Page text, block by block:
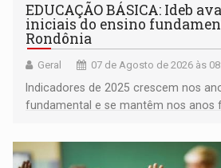
EDUCAÇÃO BÁSICA: Ideb
iniciais do ensino
Rondônia
Geral 07 de Agosto de 2026 às
Indicadores de 2025 crescem nos
fundamental e se mantêm nos anos